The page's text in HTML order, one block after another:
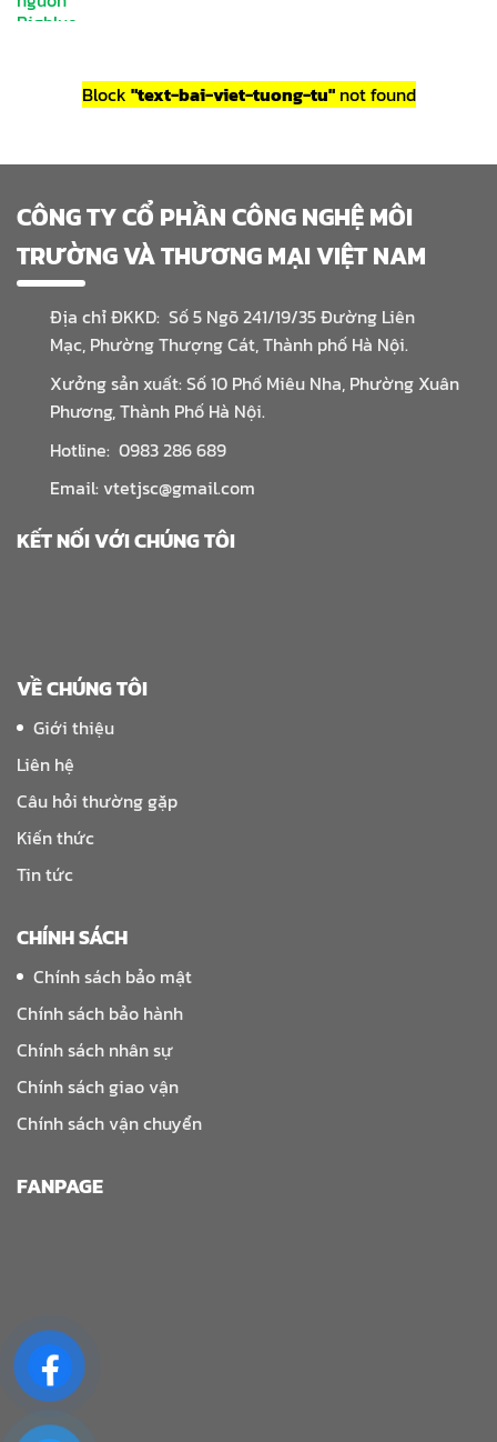
Block "text-bai-viet-tuong-tu"not found
CÔNG TY CỔ PHẦN CÔNG NGHỆ MÔI
TRƯỜNG VÀ THƯƠNG MẠI VIỆT NAM
Địa chỉ ĐKKD: Số 5 Ngõ 241/19/35 Đường Liên
Mạc, Phường Thượng Cát, Thành phố Hà Nội.
Xưởng sản xuất: Số 10 Phố Miêu Nha, Phường Xuân
Phương, Thành Phố Hà Nội.
Hotline: 0983 286 689
Email: vtetjsc@gmail.com
KẾT NỐI VỚI CHÚNG TÔI
VỀ CHÚNG TÔI
Giới thiệu
Liên hệ
Câu hỏi thường gặp
Kiến thức
Tin tức
CHÍNH SÁCH
Chính sách bảo mật
Chính sách bảo hành
Chính sách nhân sự
Chính sách giao vận
Chính sách vận chuyển
FANPAGE